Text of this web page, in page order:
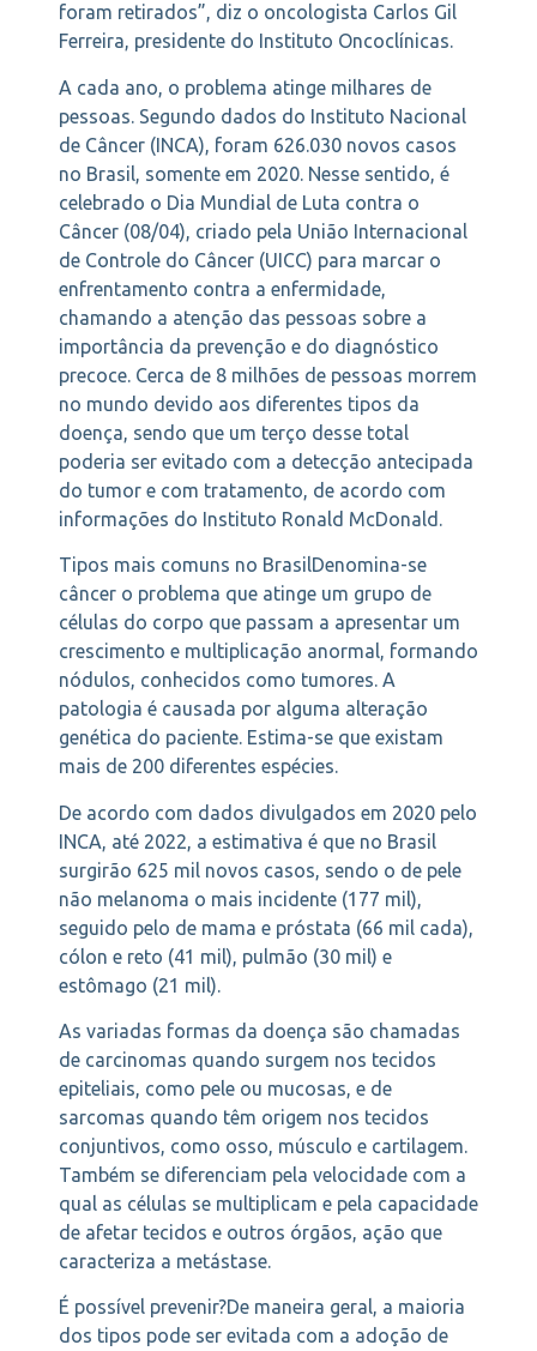
foram retirados”, diz o oncologista Carlos Gil
Ferreira, presidente do Instituto Oncoclínicas.
A cada ano, o problema atinge milhares de
pessoas. Segundo dados do Instituto Nacional
de Câncer (INCA), foram 626.030 novos casos
no Brasil, somente em 2020. Nesse sentido, é
celebrado o Dia Mundial de Luta contra o
Câncer (08/04), criado pela União Internacional
de Controle do Câncer (UICC) para marcar o
enfrentamento contra a enfermidade,
chamando a atenção das pessoas sobre a
importância da prevenção e do diagnóstico
precoce. Cerca de 8 milhões de pessoas morrem
no mundo devido aos diferentes tipos da
doença, sendo que um terço desse total
poderia ser evitado com a detecção antecipada
do tumor e com tratamento, de acordo com
informações do Instituto Ronald McDonald.
Tipos mais comuns no BrasilDenomina-se
câncer o problema que atinge um grupo de
células do corpo que passam a apresentar um
crescimento e multiplicação anormal, formando
nódulos, conhecidos como tumores. A
patologia é causada por alguma alteração
genética do paciente. Estima-se que existam
mais de 200 diferentes espécies.
De acordo com dados divulgados em 2020 pelo
INCA, até 2022, a estimativa é que no Brasil
surgirão 625 mil novos casos, sendo o de pele
não melanoma o mais incidente (177 mil),
seguido pelo de mama e próstata (66 mil cada),
cólon e reto (41 mil), pulmão (30 mil) e
estômago (21 mil).
As variadas formas da doença são chamadas
de carcinomas quando surgem nos tecidos
epiteliais, como pele ou mucosas, e de
sarcomas quando têm origem nos tecidos
conjuntivos, como osso, músculo e cartilagem.
Também se diferenciam pela velocidade com a
qual as células se multiplicam e pela capacidade
de afetar tecidos e outros órgãos, ação que
caracteriza a metástase.
É possível prevenir?De maneira geral, a maioria
dos tipos pode ser evitada com a adoção de